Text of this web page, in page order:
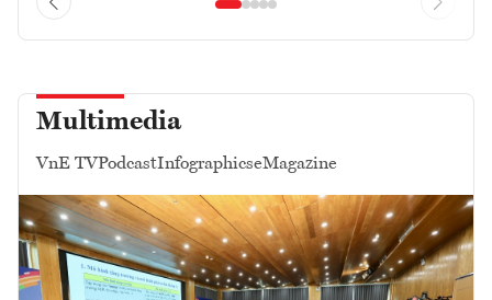
Multimedia
VnE TVPodcastInfographicseMagazine